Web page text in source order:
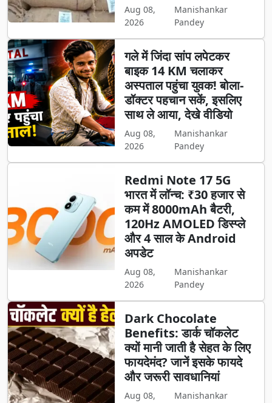
Aug 08,
2026
Manishankar
Pandey
गले में जिंदा सांप लपेटकर
बाइक 14 KM चलाकर
अस्पताल पहुंचा युवक! बोला-
डॉक्टर पहचान सकें, इसलिए
साथ ले आया, देखे वीडियो
Aug 08,
2026
Manishankar
Pandey
Redmi Note 17 5G
भारत में लॉन्च: ₹30 हजार से
कम में 8000mAh बैटरी,
120Hz AMOLED डिस्प्ले
और 4 साल के Android
अपडेट
Aug 08,
2026
Manishankar
Pandey
Dark Chocolate
Benefits: डार्क चॉकलेट
क्यों मानी जाती है सेहत के लिए
फायदेमंद? जानें इसके फायदे
और जरूरी सावधानियां
Aug 08,
Manishankar